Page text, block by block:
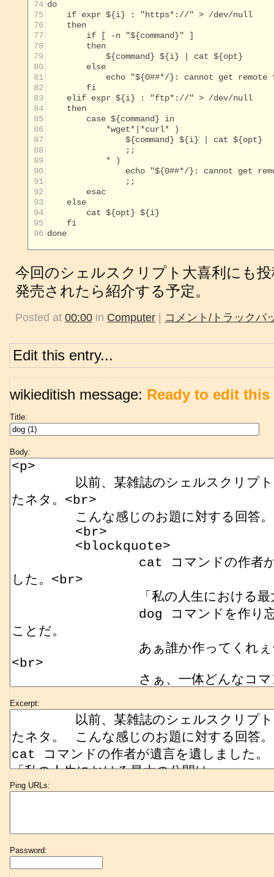
74
do
75
    if expr ${i} : "https*://" > /dev/null
76
    then
77
78
        then
79
80
        else
81
82
        fi
83
    elif expr ${i} : "ftp*://" > /dev/null
84
    then
85
        case ${command} in
86
87
88
89
90
91
92
        esac
93
    else
94
95
    fi
96 done
今回のシェルスクリプト大喜利にも
発売されたら紹介する予定。
Posted at 00:00 in Computer | コメント/トラックバ
Edit this entry...
wikieditish message: Ready to edit this
Title:
Body:
Excerpt:
Ping URLs:
Password: